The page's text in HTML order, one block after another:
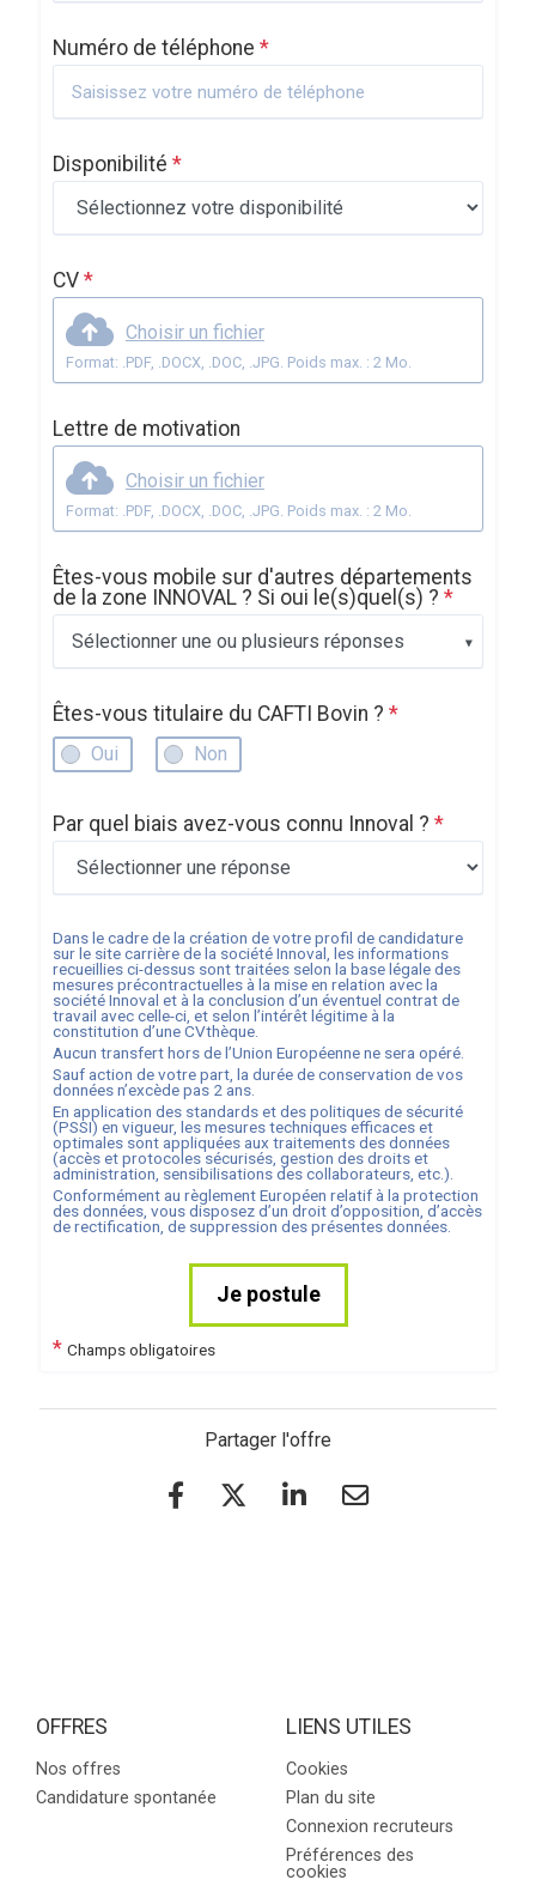
Numéro de téléphone *
Disponibilité *
CV *
Choisir un fichier
Format: .PDF, .DOCX, .DOC, .JPG. Poids max. : 2 Mo.
Lettre de motivation
Choisir un fichier
Format: .PDF, .DOCX, .DOC, .JPG. Poids max. : 2 Mo.
Êtes-vous mobile sur d'autres départements
de la zone INNOVAL ? Si oui le(s)quel(s) ? *
Sélectionner une ou plusieurs réponses
Êtes-vous titulaire du CAFTI Bovin ? *
Oui Non
Par quel biais avez-vous connu Innoval ? *
Dans le cadre de la création de votre profil de candidature
sur le site carrière de la sociétéInnoval , les informations
recueillies ci-dessus sont traitées selon la base légale des
mesures précontractuelles à la mise en relation avec la
sociétéInnoval et à la conclusion d’un éventuel contrat de
travail avec celle-ci, et selon l’intérêt légitime à la
constitution d’une CVthèque.
Aucun transfert hors de l’Union Européenne ne sera opéré.
Sauf action de votre part, la durée de conservation de vos
données n’excède pas 2 ans.
En application des standards et des politiques de sécurité
(PSSI) en vigueur, les mesures techniques efficaces et
optimales sont appliquées aux traitements des données
(accès et protocoles sécurisés, gestion des droits et
administration, sensibilisations des collaborateurs, etc.).
Conformément au règlement Européen relatif à la protection
des données, vous disposez d’un droit d’opposition, d’accès
de rectification, de suppression des présentes données.
Je postule
* Champs obligatoires
Partager l'offre
OFFRES
Nos offres
Candidature spontanée
LIENS UTILES
Cookies
Plan du site
Connexion recruteurs
Préférences des
cookies